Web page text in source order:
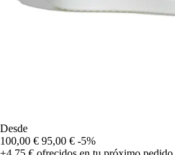
Desde
100,00 € 95,00 € -5%